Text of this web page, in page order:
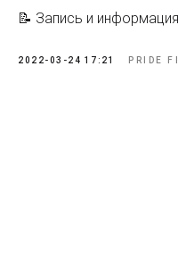
📝 Запись и
2022-03-24 17:21 PRIDE